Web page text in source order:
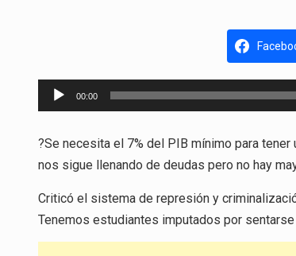
Reproductor
de
00:00
?Se necesita el 7% del PIB mínimo para
nos sigue llenando de deudas pero no hay
Criticó el sistema de represión y
Tenemos estudiantes imputados por